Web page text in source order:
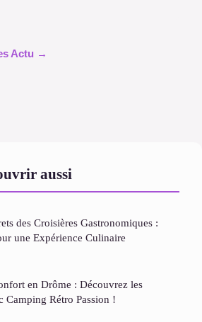
Actu →
aussi
des Croisières Gastronomiques :
une Expérience Culinaire
en Drôme : Découvrez les
Camping Rétro Passion !